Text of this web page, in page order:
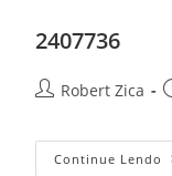
2407736
Robert Zica
Continue Lendo